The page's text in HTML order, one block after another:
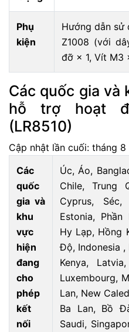
Phụ
kiện
Hướng dẫn sử
Z1008 (với
đỡ × 1, Vít M3
Các quốc gia và
hỗ trợ hoạt
(LR8510)
Cập nhật lần cuối: tháng
Các
quốc
gia và
khu
vực
hiện
đang
cho
phép
kết
nối
Úc, Áo,
Chile, Trung
Cyprus,
Estonia,
Hy Lạp, Hồng
Độ, Indonesia ,
Kenya,
Luxembourg,
Lan, New
Ba Lan, Bồ
Saudi,